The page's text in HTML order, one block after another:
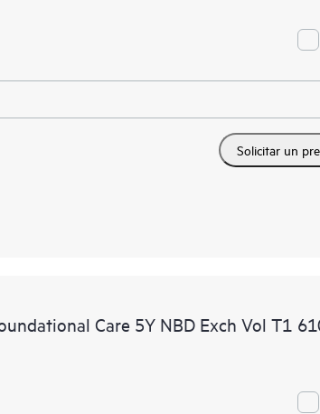
Solicitar un
Care 5Y NBD Exch Vol T1